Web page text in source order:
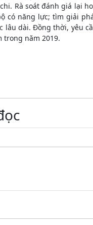
Rà soát đánh giá lại
có năng lực; tìm giải
lâu dài. Đồng thời, yêu
năm 2019.